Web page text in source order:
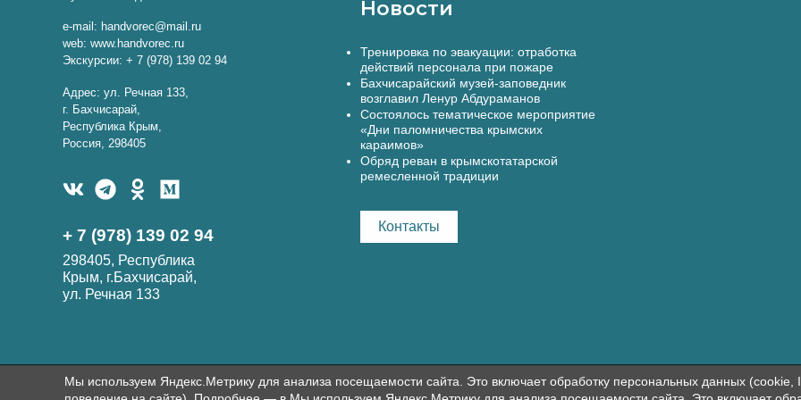
e-mail: handvorec@mail.ru
web: www.handvorec.ru
Экскурсии: + 7 (978) 139 02 94
Адрес: ул. Речная 133,
г. Бахчисарай,
Республика Крым,
Россия, 298405
+ 7 (978) 139 02 94
298405, Республика
Крым, г.Бахчисарай,
ул. Речная 133
Новости
Тренировка по эвакуации: отработка
действий персонала при пожаре
Бахчисарайский музей-заповедник
возглавил Ленур Абдураманов
Состоялось тематическое мероприятие
«Дни паломничества крымских
караимов»
Обряд реван в крымскотатарской
ремесленной традиции
Контакты
Мы используем Яндекс.Метрику для анализа посещаемости сайта. Это включает обработку персональных данных (cookie,